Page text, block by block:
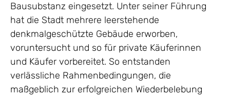
Bausubstanz eingesetzt. Unter seiner Führung
hat die Stadt mehrere leerstehende
denkmalgeschützte Gebäude erworben,
voruntersucht und so für private Käuferinnen
und Käufer vorbereitet. So entstanden
verlässliche Rahmenbedingungen, die
maßgeblich zur erfolgreichen Wiederbelebung